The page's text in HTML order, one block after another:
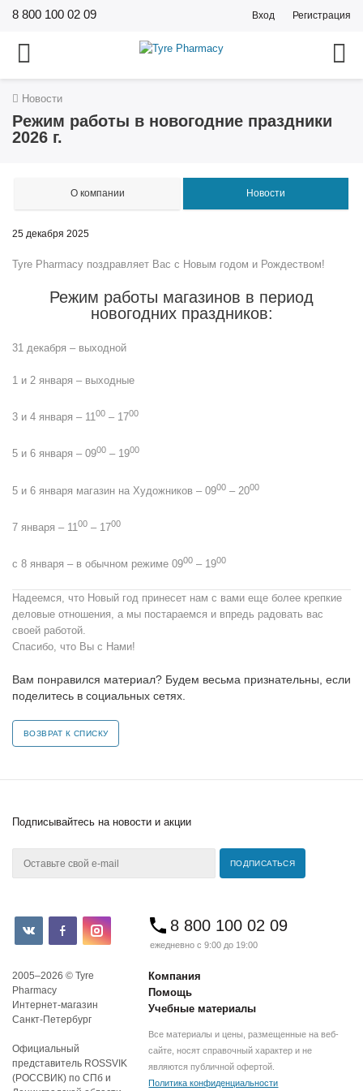
8 800 100 02 09 Вход Регистрация
Новости
Режим работы в новогодние праздники
2026 г.
О компании Новости
25 декабря 2025
Tyre Pharmacy поздравляет Вас с Новым годом и Рождеством!
Режим работы магазинов в период
новогодних праздников:
31 декабря – выходной
1 и 2 января – выходные
3 и 4 января – 1100 – 1700
5 и 6 января – 0900 – 1900
5 и 6 января магазин на Художников – 0900 – 2000
7 января – 1100 – 1700
с 8 января – в обычном режиме 0900 – 1900
Надеемся, что Новый год принесет нам с вами еще более крепкие
деловые отношения, а мы постараемся и впредь радовать вас
своей работой.
Спасибо, что Вы с Нами!
Вам понравился материал? Будем весьма признательны, если
поделитесь в социальных сетях.
ВОЗВРАТ К СПИСКУ
Подписывайтесь на новости и акции
8 800 100 02 09
ежедневно с 9:00 до 19:00
2005–2026 © Tyre
Pharmacy
Интернет-магазин
Санкт-Петербург
Официальный
представитель ROSSVIK
(РОССВИК) по СПб и
Компания
Помощь
Учебные материалы
Все материалы и цены, размещенные на веб-
сайте, носят справочный характер и не
являются публичной офертой.
Политика конфиденциальности